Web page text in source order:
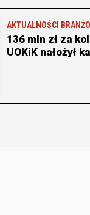
AKTUALNOŚCI
136 mln zł za
UOKiK nałożył